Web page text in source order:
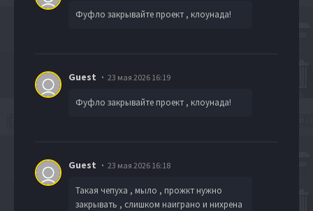
Фуфло закрывайте проект , клоунада!
Guest 23 мая 2026 16:19
Фуфло закрывайте проект , клоунада!
Guest 23 мая 2026 16:18
Такая чепуха , мыло , прожкт нужно
закрывать , слишком наиграно и нихрена